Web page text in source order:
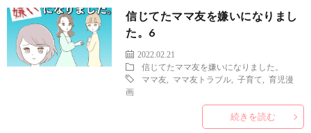
信じてたママ友を嫌いになりまし
た。6
2022.02.21
信じてたママ友を嫌いになりました。
ママ友
ママ友トラブル ,子育て ,育児漫
画
続きを読む